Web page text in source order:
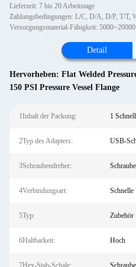
Lieferzeit: 7 bis 20 Arbeitstage
Zahlungsbedingungen: L/C, D/A, D/P, T/T,
Versorgungsmaterial-Fähigkeit:
Detail
Hervorheben: Flat Welded
150 PSI Pressure Vessel Flange
1Inhalt der Packung: 1
2Typ des Adapters: USB-
3Schraubendreher:
4Verbindungsart: Schnelle
5Typ: Zubehör
6Haltbarkeit: Hoch
7Hex-Stab-Schale: